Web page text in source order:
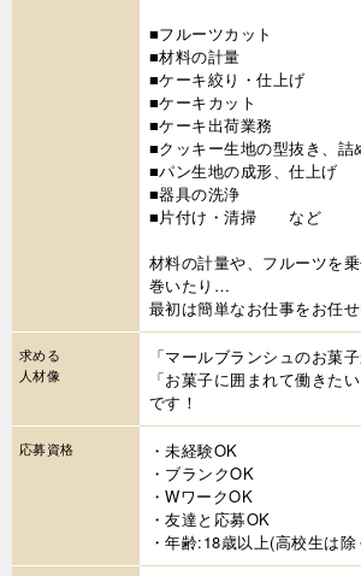
■フルーツカット
■材料の計量
■ケーキ絞り・仕上げ
■ケーキカット
■ケーキ出荷業務
■クッキー生地の型抜き、詰
■パン生地の成形、仕上げ
■器具の洗浄
■片付け・清掃 など
材料の計量や、フルーツを
巻いたり…
最初は簡単なお仕事をお任
求める
人材像
「マールブランシュのお菓子
「お菓子に囲まれて働きた
です！
応募資格
・未経験OK
・ブランクOK
・WワークOK
・友達と応募OK
・年齢:18歳以上(高校生は除